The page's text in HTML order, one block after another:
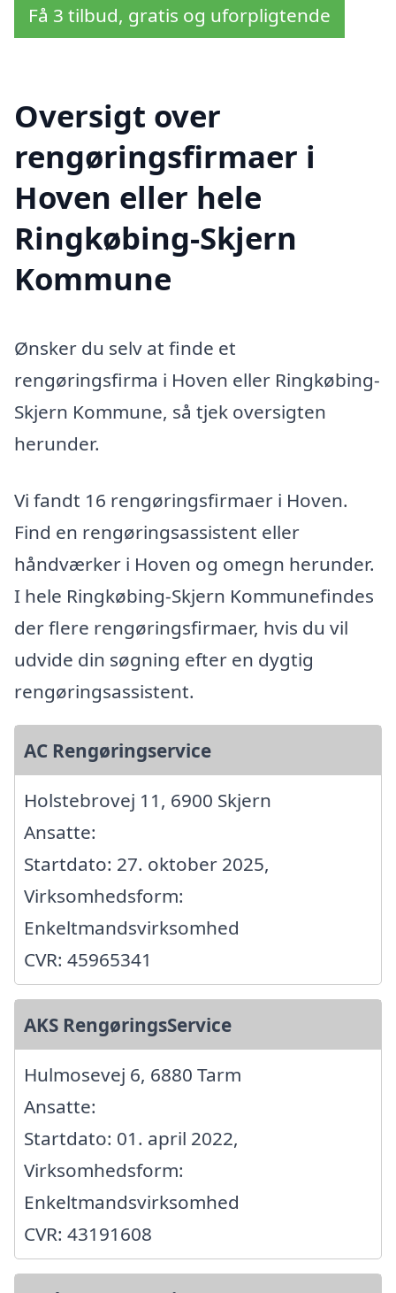
Få 3 tilbud, gratis og uforpligtende
Oversigt over
rengøringsfirmaer i
Hoven eller hele
Ringkøbing-Skjern
Kommune
Ønsker du selv at finde et
rengøringsfirma i Hoven eller Ringkøbing-
Skjern Kommune, så tjek oversigten
herunder.
Vi fandt 16 rengøringsfirmaer i Hoven.
Find en rengøringsassistent eller
håndværker i Hoven og omegn herunder.
I hele Ringkøbing-Skjern Kommunefindes
der flere rengøringsfirmaer, hvis du vil
udvide din søgning efter en dygtig
rengøringsassistent.
AC Rengøringservice
Holstebrovej 11, 6900 Skjern
Ansatte:
Startdato: 27. oktober 2025,
Virksomhedsform:
Enkeltmandsvirksomhed
CVR: 45965341
AKS RengøringsService
Hulmosevej 6, 6880 Tarm
Ansatte:
Startdato: 01. april 2022,
Virksomhedsform:
Enkeltmandsvirksomhed
CVR: 43191608